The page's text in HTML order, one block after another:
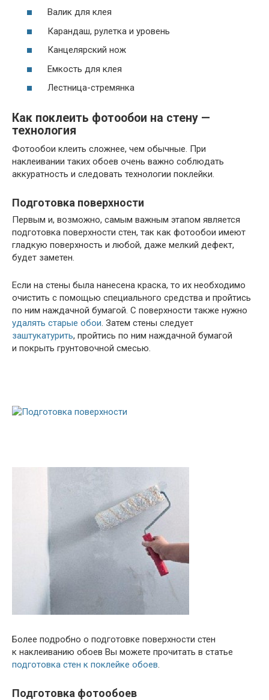
Валик для клея
Карандаш, рулетка и уровень
Канцелярский нож
Емкость для клея
Лестница-стремянка
Как поклеить фотообои на стену —
технология
Фотообои клеить сложнее, чем обычные. При
наклеивании таких обоев очень важно соблюдать
аккуратность и следовать технологии поклейки.
Подготовка поверхности
Первым и, возможно, самым важным этапом является
подготовка поверхности стен, так как фотообои имеют
гладкую поверхность и любой, даже мелкий дефект,
будет заметен.
Если на стены была нанесена краска, то их необходимо
очистить с помощью специального средства и пройтись
по ним наждачной бумагой. С поверхности также нужно
удалять старые обои. Затем стены следует
заштукатурить, пройтись по ним наждачной бумагой
и покрыть грунтовочной смесью.
Более подробно о подготовке поверхности стен
к наклеиванию обоев Вы можете прочитать в статье
подготовка стен к поклейке обоев.
Подготовка фотообоев